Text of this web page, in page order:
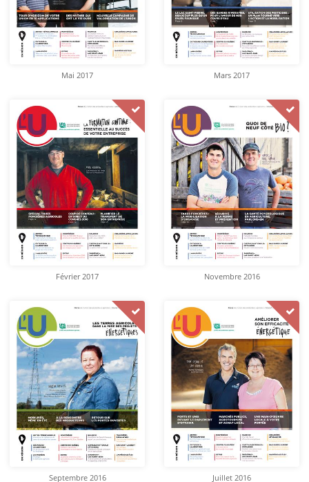
Mai 2017 Mars 2017
Février 2017 Novembre 2016
Septembre 2016 Juillet 2016